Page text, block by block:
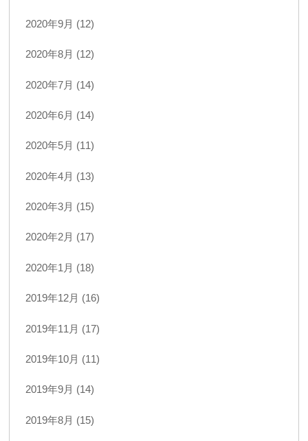
2020年9月 (12)
2020年8月 (12)
2020年7月 (14)
2020年6月 (14)
2020年5月 (11)
2020年4月 (13)
2020年3月 (15)
2020年2月 (17)
2020年1月 (18)
2019年12月 (16)
2019年11月 (17)
2019年10月 (11)
2019年9月 (14)
2019年8月 (15)